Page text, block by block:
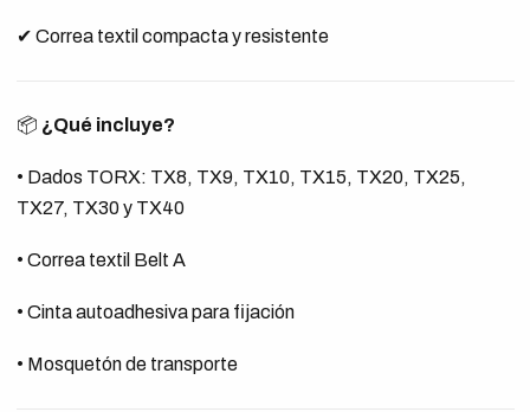
✔ Correa textil compacta y resistente
📦 ¿Qué incluye?
• Dados TORX: TX8, TX9, TX10, TX15, TX20, TX25,
TX27, TX30 y TX40
• Correa textil Belt A
• Cinta autoadhesiva para fijación
• Mosquetón de transporte